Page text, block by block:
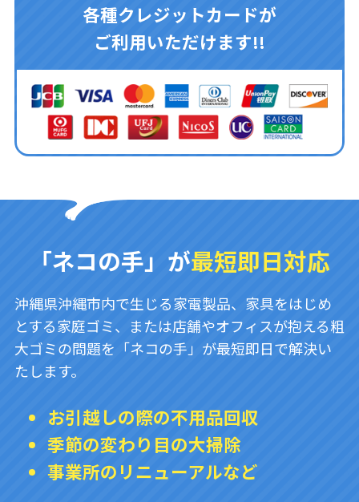
各種クレジットカードが
ご利用いただけます!!
「ネコの手」が最短即日対応
沖縄県沖縄市内で生じる家電製品、家具をはじめ
とする家庭ゴミ、または店舗やオフィスが抱える粗
大ゴミの問題を「ネコの手」が最短即日で解決い
たします。
お引越しの際の不用品回収
季節の変わり目の大掃除
事業所のリニューアルなど